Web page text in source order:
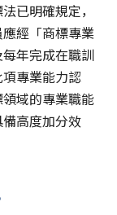
已明確規定，
經「商標專業
年完成在職訓
專業能力認
域的專業職能
高度加分效